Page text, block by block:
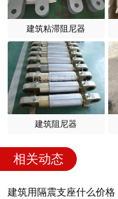
建筑粘滞阻尼器
建筑阻尼器
相关动态